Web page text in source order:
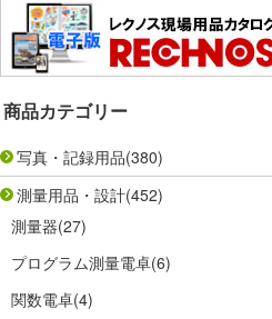
商品カテゴリー
写真・記録用品(380)
測量用品・設計(452)
測量器(27)
プログラム測量電卓(6)
関数電卓(4)